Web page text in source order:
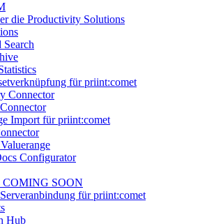
die Productivity Solutions
Search
für priint:comet
Connector
Import für priint:comet
Configurator
SOON
für priint:comet
Hub